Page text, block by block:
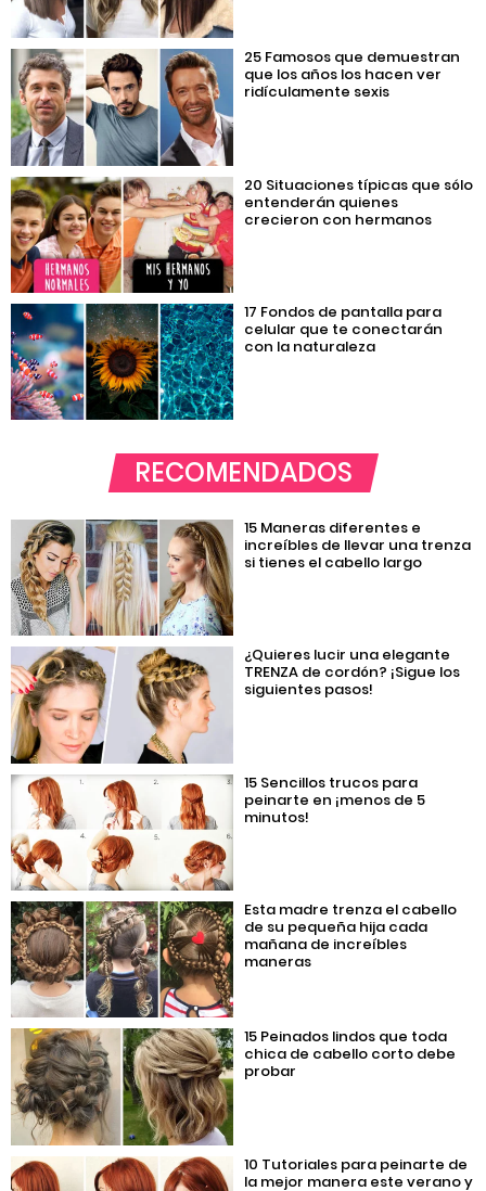
25 Famosos que demuestran
que los años los hacen ver
ridículamente sexis
20 Situaciones típicas que sólo
entenderán quienes
crecieron con hermanos
17 Fondos de pantalla para
celular que te conectarán
con la naturaleza
RECOMENDADOS
15 Maneras diferentes e
increíbles de llevar una trenza
si tienes el cabello largo
¿Quieres lucir una elegante
TRENZA de cordón? ¡Sigue los
siguientes pasos!
15 Sencillos trucos para
peinarte en ¡menos de 5
minutos!
Esta madre trenza el cabello
de su pequeña hija cada
mañana de increíbles
maneras
15 Peinados lindos que toda
chica de cabello corto debe
probar
10 Tutoriales para peinarte de
la mejor manera este verano y